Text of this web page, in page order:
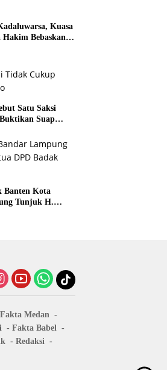
Kuasa
Bebaskan
Satu Saksi
Suap
Banten Kota
Tunjuk H.
Fakta Medan
Fakta Babel
Redaksi